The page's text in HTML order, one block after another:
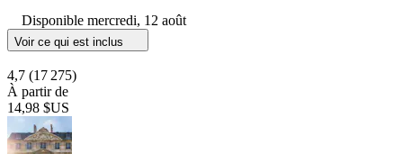
Disponible mercredi, 12 août
Voir ce qui est inclus
4,7 (17 275)
À partir de
14,98 $US